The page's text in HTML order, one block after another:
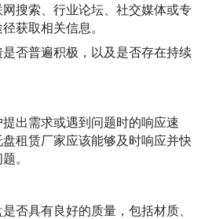
搜索、行业论坛、社交媒体或专
获取相关信息。
否普遍积极，以及是否存在持续
出需求或遇到问题时的响应速
租赁厂家应该能够及时响应并快
。
否具有良好的质量，包括材质、